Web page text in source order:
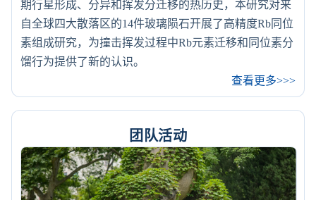
期行星形成、分异和挥发分迁移的热历史，本研究对来
自全球四大散落区的14件玻璃陨石开展了高精度Rb同位
素组成研究，为撞击挥发过程中Rb元素迁移和同位素分
馏行为提供了新的认识。
查看更多>>>
团队活动